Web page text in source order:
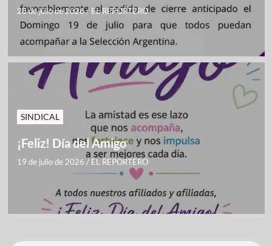
28 de julio de 2026/ EL REPORTERO
SINDICAL
¡Feliz! Día del Amigo
19 de julio de 2026 / EL REPORTERO